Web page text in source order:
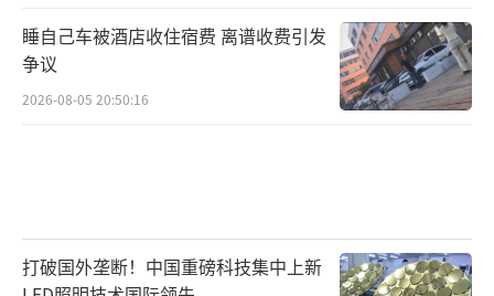
睡自己车被酒店收住宿费 离谱收费引发
争议
2026-08-05 20:50:16
打破国外垄断！中国重磅科技集中上新